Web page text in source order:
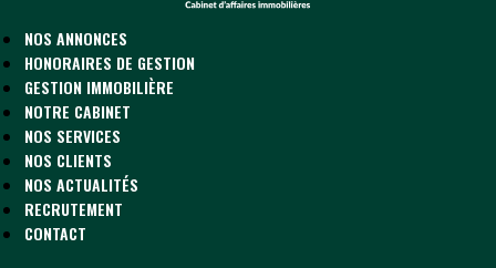
NOS ANNONCES
HONORAIRES DE GESTION
GESTION IMMOBILIÈRE
NOTRE CABINET
NOS SERVICES
NOS CLIENTS
NOS ACTUALITÉS
RECRUTEMENT
CONTACT